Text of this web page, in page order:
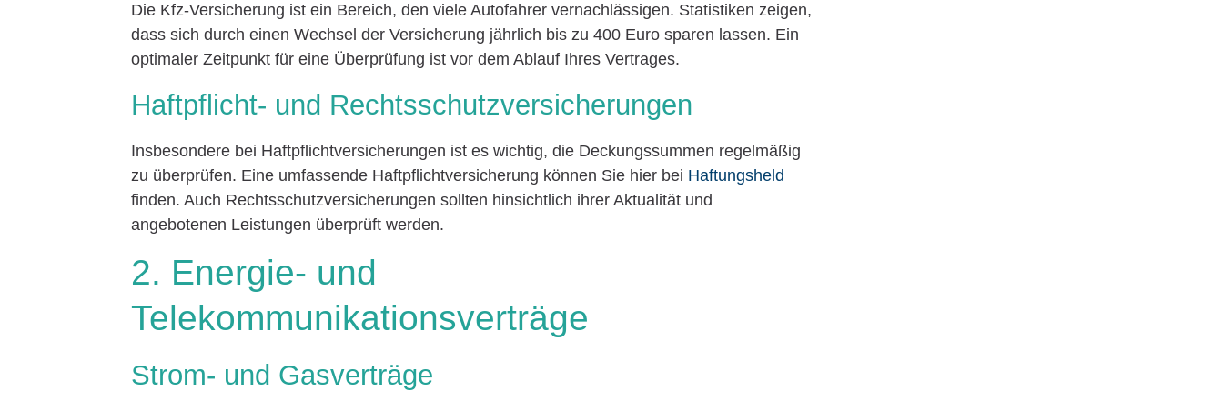
Die Kfz-Versicherung ist ein Bereich, den viele Autofahrer vernachlässigen. Statistiken zeigen,
dass sich durch einen Wechsel der Versicherung jährlich bis zu 400 Euro sparen lassen. Ein
optimaler Zeitpunkt für eine Überprüfung ist vor dem Ablauf Ihres Vertrages.
Haftpflicht- und Rechtsschutzversicherungen
Insbesondere bei Haftpflichtversicherungen ist es wichtig, die Deckungssummen regelmäßig
zu überprüfen. Eine umfassende Haftpflichtversicherung können Sie hier bei Haftungsheld
finden. Auch Rechtsschutzversicherungen sollten hinsichtlich ihrer Aktualität und
angebotenen Leistungen überprüft werden.
2. Energie- und
Telekommunikationsverträge
Strom- und Gasverträge